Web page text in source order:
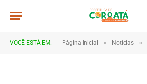
VOCÊ ESTÁ EM: Página Inicial » Notícias »
JWR_5363